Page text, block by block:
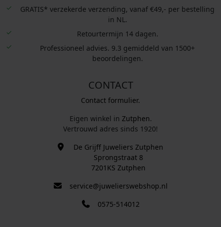
GRATIS* verzekerde verzending, vanaf €49,- per bestelling
in NL.
Retourtermijn 14 dagen.
Professioneel advies. 9.3 gemiddeld van 1500+
beoordelingen.
CONTACT
Contact formulier.
Eigen winkel in Zutphen.
Vertrouwd adres sinds 1920!
De Grijff Juweliers Zutphen
Sprongstraat 8
7201KS Zutphen
service@juwelierswebshop.nl
0575-514012